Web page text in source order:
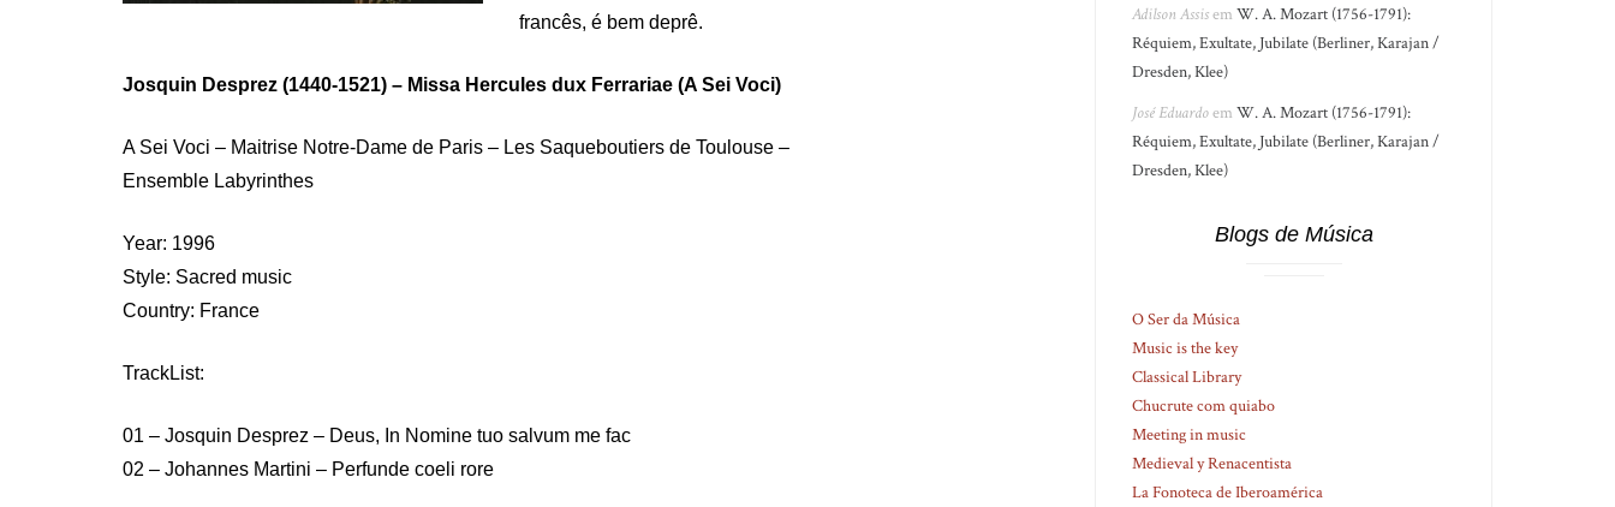
francês, é bem deprê.
Josquin Desprez (1440-1521) – Missa Hercules dux Ferrariae (A Sei Voci)
A Sei Voci – Maitrise Notre-Dame de Paris – Les Saqueboutiers de Toulouse –
Ensemble Labyrinthes
Year: 1996
Style: Sacred music
Country: France
TrackList:
01 – Josquin Desprez – Deus, In Nomine tuo salvum me fac
02 – Johannes Martini – Perfunde coeli rore
Adilson AssisemW. A. Mozart (1756-1791):
Réquiem, Exultate, Jubilate (Berliner, Karajan /
Dresden, Klee)
José EduardoemW. A. Mozart (1756-1791):
Réquiem, Exultate, Jubilate (Berliner, Karajan /
Dresden, Klee)
Blogs de Música
O Ser da Música
Music is the key
Classical Library
Chucrute com quiabo
Meeting in music
Medieval y Renacentista
La Fonoteca de Iberoamérica